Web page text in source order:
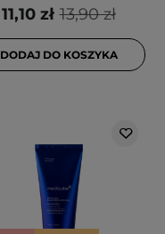
13,90 zł
11,10 zł
DODAJ DO KOSZYKA